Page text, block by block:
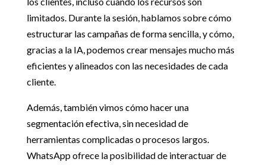
limitados. Durante la sesión, hablamos sobre cómo
estructurar las campañas de forma sencilla, y cómo,
gracias a la IA, podemos crear mensajes mucho más
eficientes y alineados con las necesidades de cada
cliente.
Además, también vimos cómo hacer una
segmentación efectiva, sin necesidad de
herramientas complicadas o procesos largos.
WhatsApp ofrece la posibilidad de interactuar de